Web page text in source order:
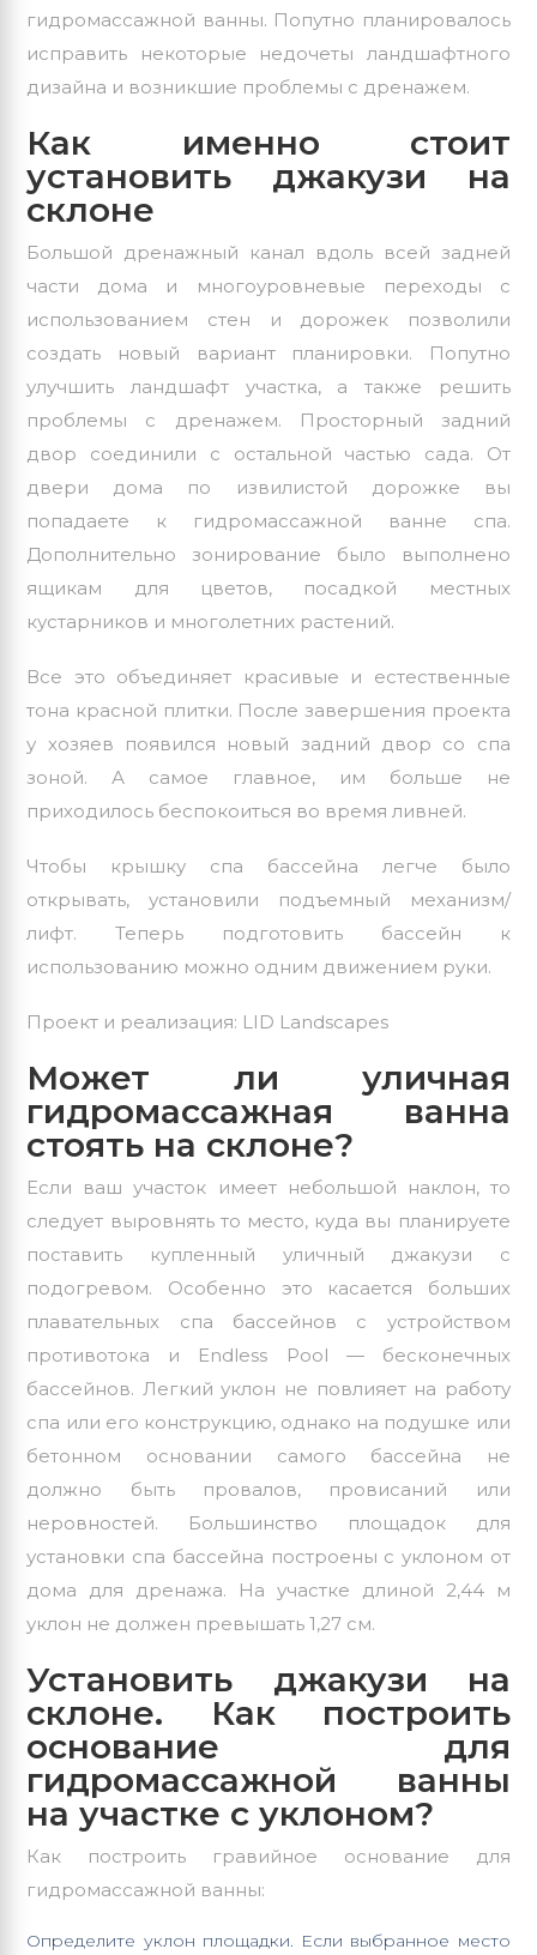
гидромассажной ванны. Попутно планировалось
исправить некоторые недочеты ландшафтного
дизайна и возникшие проблемы с дренажем.
Как именно стоит
установить джакузи на
склоне
Большой дренажный канал вдоль всей задней
части дома и многоуровневые переходы с
использованием стен и дорожек позволили
создать новый вариант планировки. Попутно
улучшить ландшафт участка, а также решить
проблемы с дренажем. Просторный задний
двор соединили с остальной частью сада. От
двери дома по извилистой дорожке вы
попадаете к
гидромассажной ванне спа.
Дополнительно зонирование было выполнено
ящикам для цветов, посадкой местных
кустарников и многолетних растений.
Все это объединяет красивые и естественные
тона красной плитки. После завершения проекта
у хозяев появился новый задний двор со спа
зоной. А самое главное, им больше не
приходилось беспокоиться во время ливней.
Чтобы крышку спа бассейна легче было
открывать, установили
подъемный механизм/
лифт. Теперь подготовить бассейн к
использованию можно одним движением руки.
Проект и реализация: LID Landscapes
Может ли уличная
гидромассажная ванна
стоять на склоне?
Если ваш участок имеет небольшой наклон, то
следует выровнять то место, куда вы планируете
поставить купленный уличный джакузи с
подогревом. Особенно это касается больших
плавательных спа бассейнов с устройством
противотока и Endless Pool — бесконечных
бассейнов. Легкий уклон не повлияет на работу
спа или его конструкцию, однако на подушке или
бетонном основании самого бассейна не
должно быть провалов, провисаний или
неровностей. Большинство площадок для
установки спа бассейна построены с уклоном от
дома для дренажа. На участке длиной 2,44 м
уклон не должен превышать 1,27 см.
Установить джакузи на
склоне. Как построить
основание для
гидромассажной ванны
на участке с уклоном?
Как построить гравийное основание для
гидромассажной ванны:
Определите уклон площадки. Если выбранное место